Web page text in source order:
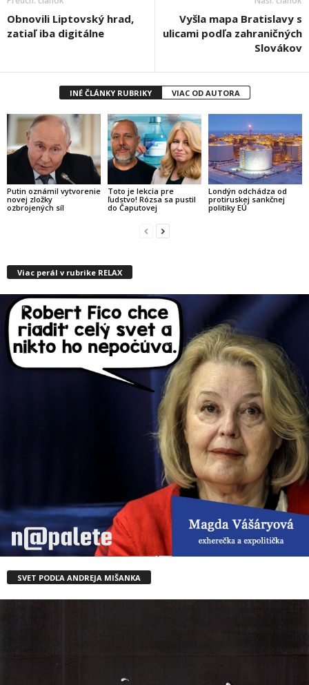
Obnovili Liptovský hrad,
zatiaľ iba digitálne
Vyšla mapa Bratislavy s
ulicami podľa zahraničných
Slovákov
INÉ ČLÁNKY RUBRIKY VIAC OD AUTORA
Putin oznámil vytvorenie
novej zložky
ozbrojených síl
Toto je lekcia pre
ľudstvo! Rózsa sa pustil
do Čaputovej
Londýn odchádza od
protiruskej sankčnej
politiky EÚ
Viac perál v rubrike RELAX
SVET PODĽA ANDREJA MIŠANKA